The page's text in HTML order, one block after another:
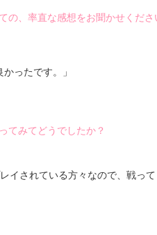
の、率直な感想をお聞かせくださ
ったです。」
てみてどうでしたか？
イされている方々なので、戦って